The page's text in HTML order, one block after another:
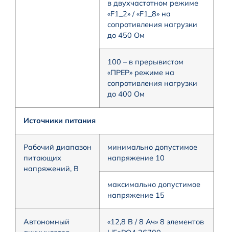
в двухчастотном режиме
«F1_2» / «F1_8» на
сопротивления нагрузки
до 450 Ом
100 – в прерывистом
«ПРЕР» режиме на
сопротивления нагрузки
до 400 Ом
Источники питания
Рабочий диапазон
питающих
напряжений, В
минимально допустимое
напряжение 10
максимально допустимое
напряжение 15
Автономный
«12,8 В / 8 Ач» 8 элементов